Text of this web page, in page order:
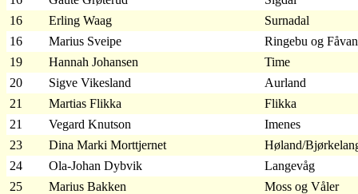
16
Erling Waag
Surnadal
16
Marius Sveipe
Ringebu og
19
Hannah Johansen
Time
20
Sigve Vikesland
Aurland
21
Martias Flikka
Flikka
21
Vegard Knutson
Imenes
23
Dina Marki Morttjernet
Høland/
24
Ola-Johan Dybvik
Langevåg
25
Marius Bakken
Moss og Våler